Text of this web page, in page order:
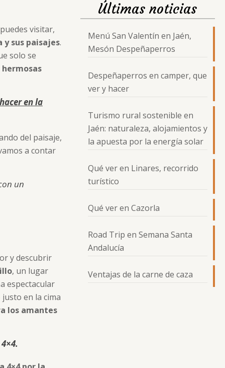
visitar,
y sus paisajes.
solo se
hermosas
en la
del paisaje,
a contar
un
y descubrir
, un lugar
espectacular
en la cima
los amantes
4×4.
Últimas noticias
Menú San Valentín en Jaén,
Mesón Despeñaperros
Despeñaperros en camper, que
ver y hacer
Turismo rural sostenible en
Jaén: naturaleza, alojamientos y
la apuesta por la energía solar
Qué ver en Linares, recorrido
turístico
Qué ver en Cazorla
Road Trip en Semana Santa
Andalucía
Ventajas de la carne de caza